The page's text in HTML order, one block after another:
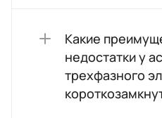
Какие
недостатки у
трехфазного